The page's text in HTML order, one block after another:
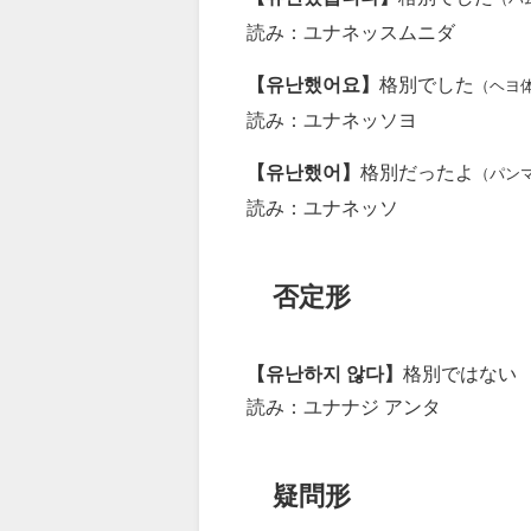
読み：ユナネッスムニダ
【유난했어요】 格別でした （ヘヨ
読み：ユナネッソヨ
【유난했어】 格別だったよ （パン
読み：ユナネッソ
否定形
【유난하지 않다】 格別ではない
読み：ユナナジ アンタ
疑問形